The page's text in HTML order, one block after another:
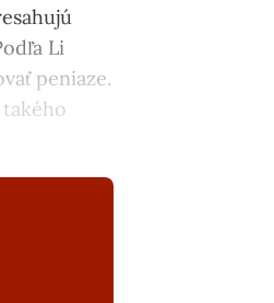
Li
peniaze.